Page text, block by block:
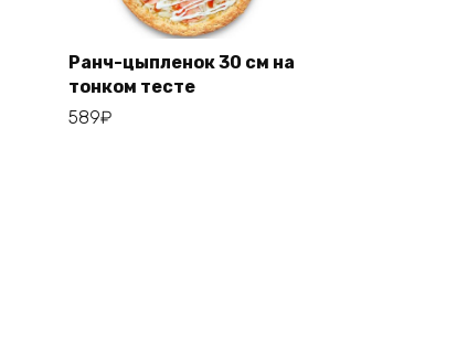
Ранч-цыпленок 30 см на
тонком тесте
589₽